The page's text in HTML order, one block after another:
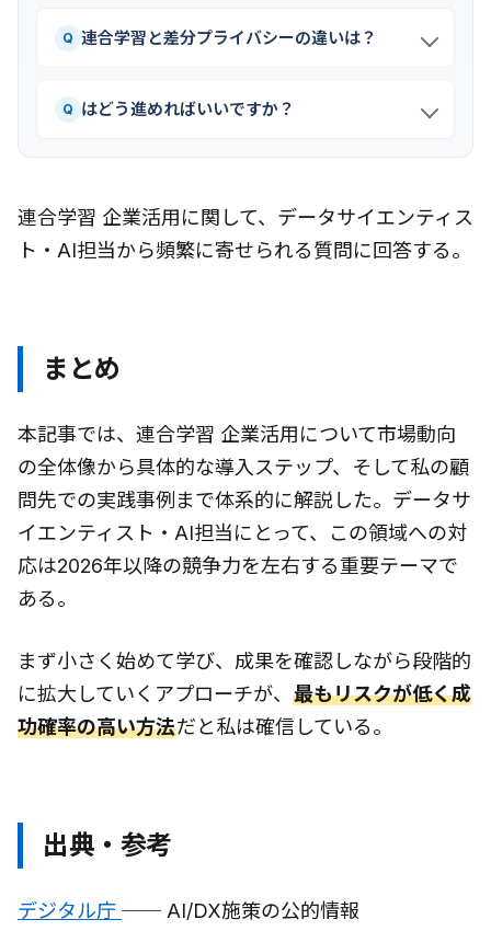
Q 連合学習と差分プライバシーの違いは？
Q はどう進めればいいですか？
連合学習 企業活用に関して、データサイエンティス
ト・AI担当から頻繁に寄せられる質問に回答する。
まとめ
本記事では、連合学習 企業活用について市場動向
の全体像から具体的な導入ステップ、そして私の顧
問先での実践事例まで体系的に解説した。データサ
イエンティスト・AI担当にとって、この領域への対
応は2026年以降の競争力を左右する重要テーマで
ある。
まず小さく始めて学び、成果を確認しながら段階的
に拡大していくアプローチが、 最もリスクが低く成
功確率の高い方法だと私は確信している。
出典・参考
デジタル庁 ── AI/DX施策の公的情報